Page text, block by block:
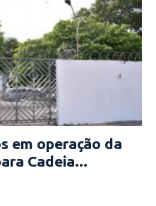
em operação da
Cadeia...